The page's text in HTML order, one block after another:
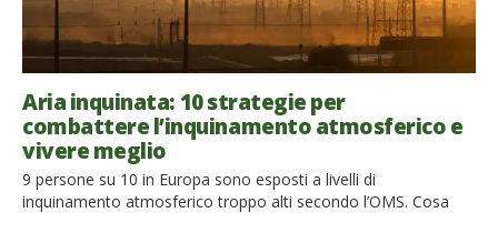
Aria inquinata: 10 strategie per
combattere l’inquinamento atmosferico e
vivere meglio
9 persone su 10 in Europa sono esposti a livelli di
inquinamento atmosferico troppo alti secondo l’OMS. Cosa